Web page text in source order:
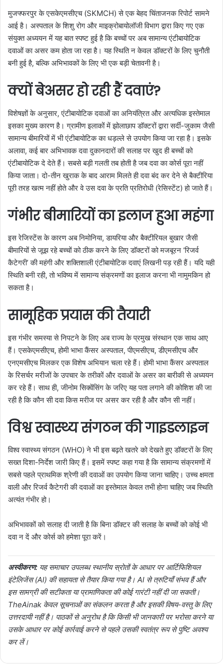
मुजफ्फरपुर के एसकेएमसीएच (SKMCH) से एक बेहद चिंताजनक रिपोर्ट सामने
आई है। अस्पताल के शिशु रोग और माइक्रोबायोलॉजी विभाग द्वारा किए गए एक
संयुक्त अध्ययन में यह बात स्पष्ट हुई है कि बच्चों पर अब सामान्य एंटीबायोटिक
दवाओं का असर कम होता जा रहा है। यह स्थिति न केवल डॉक्टरों के लिए चुनौती
बनी हुई है, बल्कि अभिभावकों के लिए भी एक बड़ी चेतावनी है।
क्यों बेअसर हो रही हैं दवाएं?
विशेषज्ञों के अनुसार, एंटीबायोटिक दवाओं का अनियंत्रित और अत्यधिक इस्तेमाल
इसका मुख्य कारण है। ग्रामीण इलाकों में झोलाछाप डॉक्टरों द्वारा सर्दी-जुकाम जैसी
सामान्य बीमारियों में भी एंटीबायोटिक का धड़ल्ले से उपयोग किया जा रहा है। इसके
अलावा, कई बार अभिभावक दवा दुकानदारों की सलाह पर खुद ही बच्चों को
एंटीबायोटिक दे देते हैं। सबसे बड़ी गलती तब होती है जब दवा का कोर्स पूरा नहीं
किया जाता। दो-तीन खुराक के बाद आराम मिलते ही दवा बंद कर देने से बैक्टीरिया
पूरी तरह खत्म नहीं होते और वे उस दवा के प्रति प्रतिरोधी (रेसिस्टेंट) हो जाते हैं।
गंभीर बीमारियों का इलाज हुआ महंगा
इस रेजिस्टेंस के कारण अब निमोनिया, डायरिया और बैक्टीरियल बुखार जैसी
बीमारियों से जूझ रहे बच्चों को ठीक करने के लिए डॉक्टरों को मजबूरन ‘रिजर्व
कैटेगरी’ की महंगी और शक्तिशाली एंटीबायोटिक दवाएं लिखनी पड़ रही हैं। यदि यही
स्थिति बनी रही, तो भविष्य में सामान्य संक्रमणों का इलाज करना भी नामुमकिन हो
सकता है।
सामूहिक प्रयास की तैयारी
इस गंभीर समस्या से निपटने के लिए अब राज्य के प्रमुख संस्थान एक साथ आए
हैं। एसकेएमसीएच, होमी भाभा कैंसर अस्पताल, पीएमसीएच, डीएमसीएच और
एनएमसीएच मिलकर एक विशेष अभियान चला रहे हैं। होमी भाभा कैंसर अस्पताल
के रिसर्चर मरीजों के उपचार के तरीकों और दवाओं के असर का बारीकी से अध्ययन
कर रहे हैं। साथ ही, जीनोम सिक्वेंसिंग के जरिए यह पता लगाने की कोशिश की जा
रही है कि कौन सी दवा किस मरीज पर असर कर रही है और कौन सी नहीं।
विश्व स्वास्थ्य संगठन की गाइडलाइन
विश्व स्वास्थ्य संगठन (WHO) ने भी इस बढ़ते खतरे को देखते हुए डॉक्टरों के लिए
सख्त दिशा-निर्देश जारी किए हैं। इसमें स्पष्ट कहा गया है कि सामान्य संक्रमणों में
सबसे पहले प्राथमिक श्रेणी की दवाओं का उपयोग किया जाना चाहिए। उच्च क्षमता
वाली और रिजर्व कैटेगरी की दवाओं का इस्तेमाल केवल तभी होना चाहिए जब स्थिति
अत्यंत गंभीर हो।
अभिभावकों को सलाह दी जाती है कि बिना डॉक्टर की सलाह के बच्चों को कोई भी
दवा न दें और कोर्स को हमेशा पूरा करें।
अस्वीकरण: यह समाचार उपलब्ध स्थानीय स्रोतों के आधार पर आर्टिफिशियल
इंटेलिजेंस (AI) की सहायता से तैयार किया गया है। AI से त्रुटियाँ संभव हैं और
इस सामग्री की सटीकता या प्रामाणिकता की कोई गारंटी नहीं दी जा सकती।
TheAinak केवल सूचनाओं का संकलन करता है और इसकी विषय-वस्तु के लिए
उत्तरदायी नहीं है। पाठकों से अनुरोध है कि किसी भी जानकारी पर भरोसा करने या
उसके आधार पर कोई कार्रवाई करने से पहले उसकी स्वतंत्र रूप से पुष्टि अवश्य
कर लें।